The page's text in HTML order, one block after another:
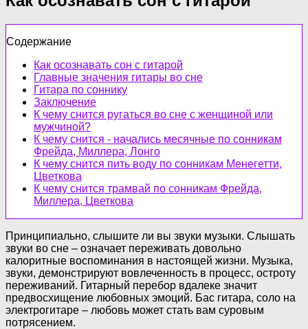
Содержание
Как осознавать сон с гитарой
Главные значения гитары во сне
Гитара по соннику
Заключение
К чему снится ругаться во сне с женщиной или
мужчиной?
К чему снится - начались месячные по сонникам
Фрейда, Миллера, Лонго
К чему снится пить воду по сонникам Менегетти,
Цветкова
К чему снится трамвай по сонникам Фрейда,
Миллера, Цветкова
Принципиально, слышите ли вы звуки музыки. Слышать
звуки во сне – означает переживать довольно
калоритные воспоминания в настоящей жизни. Музыка,
звуки, демонстрируют вовлеченность в процесс, остроту
переживаний. Гитарный перебор вдалеке значит
предвосхищение любовных эмоций. Бас гитара, соло на
электрогитаре – любовь может стать вам суровым
потрясением.